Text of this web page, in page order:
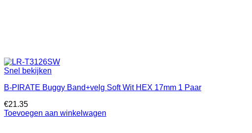
Snel bekijken
B-PIRATE Buggy Band+velg Soft Wit HEX 17mm 1 Paar
€21.35
Toevoegen aan winkelwagen